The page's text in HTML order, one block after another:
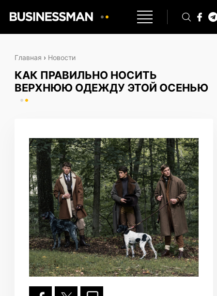
Главная › Новости
КАК ПРАВИЛЬНО НОСИТЬ
ВЕРХНЮЮ ОДЕЖДУ ЭТОЙ ОСЕНЬЮ